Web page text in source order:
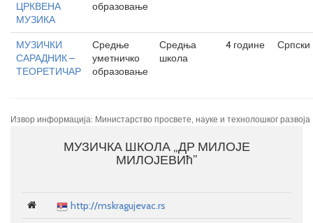
ЦРКВЕНА
МУЗИКА
образовање
МУЗИЧКИ
САРАДНИК –
ТЕОРЕТИЧАР
Средње
уметничко
образовање
Средња
школа
4 године Српски
Извор информација: Министарство просвете, науке и технолошког развоја
МУЗИЧКА ШКОЛА „ДР МИЛОЈЕ
МИЛОЈЕВИћ”
http://mskragujevac.rs